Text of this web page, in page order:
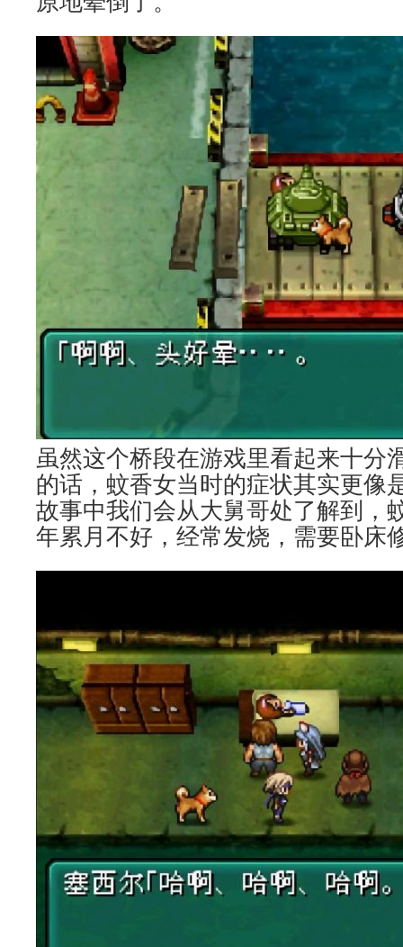
虽然这个桥段在游戏里看起来十分
的话，蚊香女当时的症状其实更像
故事中我们会从大舅哥处了解到，
年累月不好，经常发烧，需要卧床